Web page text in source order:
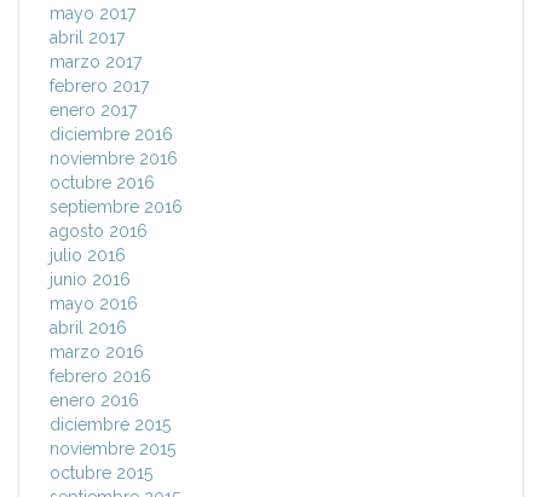
mayo 2017
abril 2017
marzo 2017
febrero 2017
enero 2017
diciembre 2016
noviembre 2016
octubre 2016
septiembre 2016
agosto 2016
julio 2016
junio 2016
mayo 2016
abril 2016
marzo 2016
febrero 2016
enero 2016
diciembre 2015
noviembre 2015
octubre 2015